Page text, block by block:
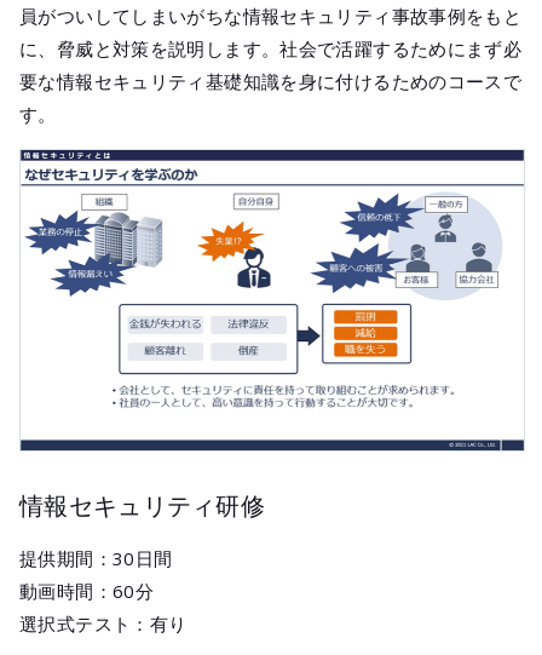
員がついしてしまいがちな情報セキュリティ事故事例をもと
に、脅威と対策を説明します。社会で活躍するためにまず必
要な情報セキュリティ基礎知識を身に付けるためのコースで
す。
情報セキュリティ研修
提供期間：30日間
動画時間：60分
選択式テスト：有り